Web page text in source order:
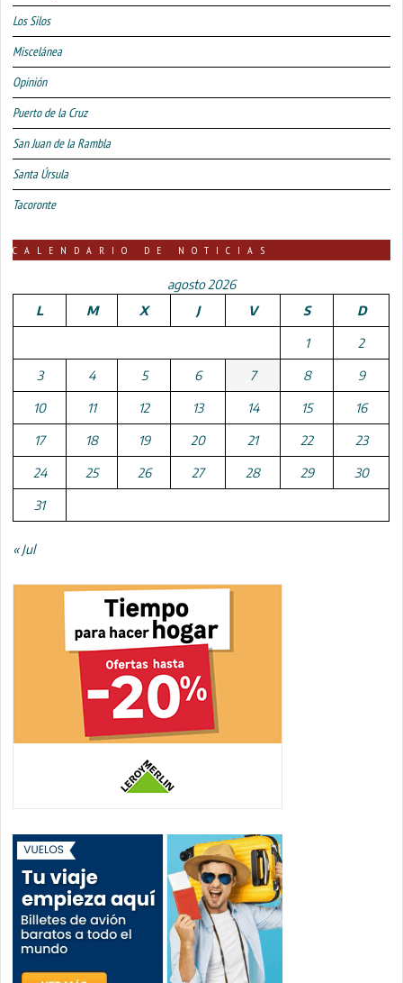
Los Silos
Miscelánea
Opinión
Puerto de la Cruz
San Juan de la Rambla
Santa Úrsula
Tacoronte
CALENDARIO DE NOTICIAS
agosto 2026
L
M X J V S D
1 2
3 4 5 6 7 8 9
10 11 12 13 14 15 16
17 18 19 20 21 22 23
24 25 26 27 28 29 30
31
« Jul